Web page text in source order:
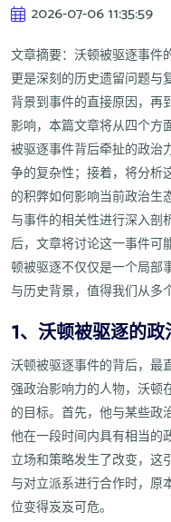
2026-07-06 11:35:59
文章摘要：沃顿被驱逐事件
更是深刻的历史遗留问题与
背景到事件的直接原因，再
影响，本篇文章将从四个方
被驱逐事件背后牵扯的政治
争的复杂性；接着，将分析
的积弊如何影响当前政治生
与事件的相关性进行深入剖
后，文章将讨论这一事件可
顿被驱逐不仅仅是一个局部
与历史背景，值得我们从多
1、沃顿被驱逐的政
沃顿被驱逐事件的背后，最
强政治影响力的人物，沃顿
的目标。首先，他与某些政
他在一段时间内具有相当的
立场和策略发生了改变，这
与对立派系进行合作时，原
位变得岌岌可危。